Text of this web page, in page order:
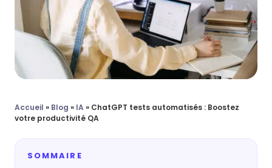
Accueil » Blog » IA » ChatGPT tests automatisés : Boostez
votre productivité QA
SOMMAIRE